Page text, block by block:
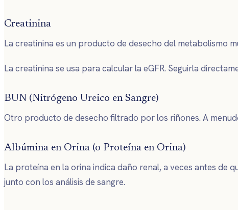
Creatinina
La creatinina es un producto de desecho del metabolismo
La creatinina se usa para calcular la eGFR. Seguirla
BUN (Nitrógeno Ureico en Sangre)
Otro producto de desecho filtrado por los riñones. A
Albúmina en Orina (o Proteína en Orina)
La proteína en la orina indica daño renal, a veces antes de
junto con los análisis de sangre.